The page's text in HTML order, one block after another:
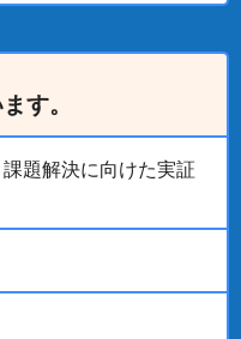
す。
題解決に向けた実証